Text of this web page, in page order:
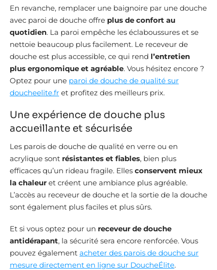
En revanche, remplacer une baignoire par une douche
avec paroi de douche offre plus de confort au
quotidien. La paroi empêche les éclaboussures et se
nettoie beaucoup plus facilement. Le receveur de
douche est plus accessible, ce qui rend l’entretien
plus ergonomique et agréable. Vous hésitez encore ?
Optez pour une paroi de douche de qualité sur
doucheelite.fr et profitez des meilleurs prix.
Une expérience de douche plus
accueillante et sécurisée
Les parois de douche de qualité en verre ou en
acrylique sont résistantes et fiables, bien plus
efficaces qu’un rideau fragile. Elles conservent mieux
la chaleur et créent une ambiance plus agréable.
L’accès au receveur de douche et la sortie de la douche
sont également plus faciles et plus sûrs.
Et si vous optez pour un receveur de douche
antidérapant, la sécurité sera encore renforcée. Vous
pouvez également acheter des parois de douche sur
mesure directement en ligne sur DoucheÉlite.